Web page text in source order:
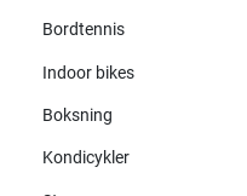
Bordtennis
Indoor bikes
Boksning
Kondicykler